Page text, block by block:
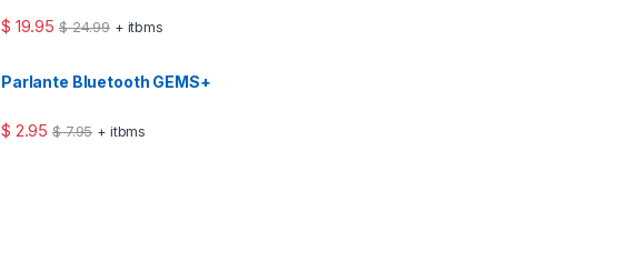
$ 19.95 $24.99 + itbms
Parlante Bluetooth GEMS+
$ 2.95 $7.95 + itbms